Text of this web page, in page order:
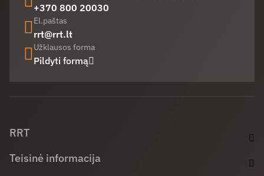
+370 800 20030
El.paštas
rrt@rrt.lt
Užklausos forma
Pildyti formą
RRT
Teisinė informacija